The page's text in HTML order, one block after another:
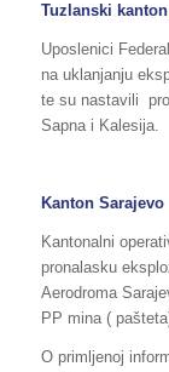
Tuzlanski kanton
Uposlenici
na uklanjanju
te su nastavili
Sapna i Kalesija.
Kanton Sarajevo
Kantonalni
pronalasku
Aerodroma
PP mina (
O primljenoj